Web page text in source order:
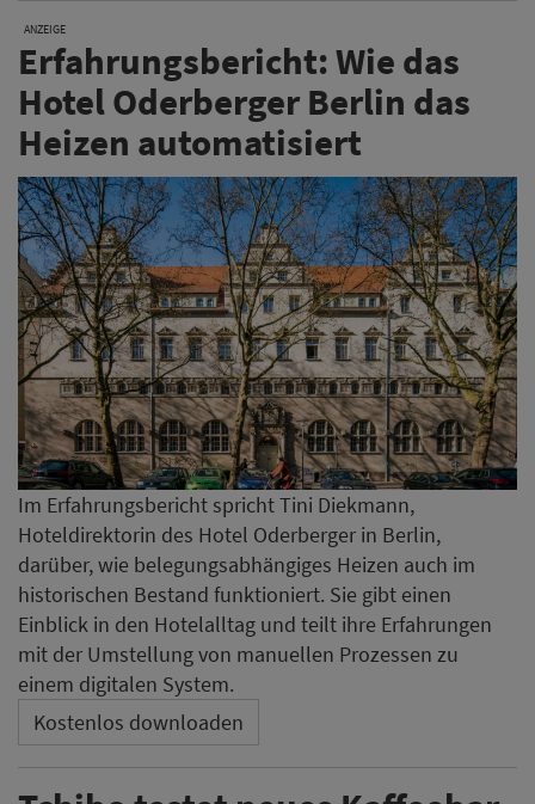
ANZEIGE
Erfahrungsbericht: Wie das
Hotel Oderberger Berlin das
Heizen automatisiert
Im Erfahrungsbericht spricht Tini Diekmann,
Hoteldirektorin des Hotel Oderberger in Berlin,
darüber, wie belegungsabhängiges Heizen auch im
historischen Bestand funktioniert. Sie gibt einen
Einblick in den Hotelalltag und teilt ihre Erfahrungen
mit der Umstellung von manuellen Prozessen zu
einem digitalen System.
Kostenlos downloaden